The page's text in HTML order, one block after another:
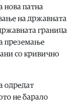
нова патна
на државната
граница
преземање
со кривично
одредат
не барало